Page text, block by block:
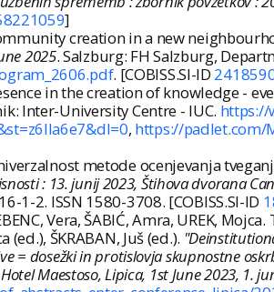
]
creation in a new
2025. Salzburg: FH Salzburg,
. [COBISS.SI-ID
in the creation of knowledge -
Inter-University Centre - IUC. https://
, https://padlet.com/
metode ocenjevanja
: 13. junij 2023, Štihova dvorana
1-2. ISSN 1580-3708. [COBISS.SI-ID
Vera, ŠABIĆ, Amra, UREK,
ŠKRABAN, Juš (ed.).
= dosežki in protislovja skupnostne
Maestoso, Lipica, 1st June 2023, 1.